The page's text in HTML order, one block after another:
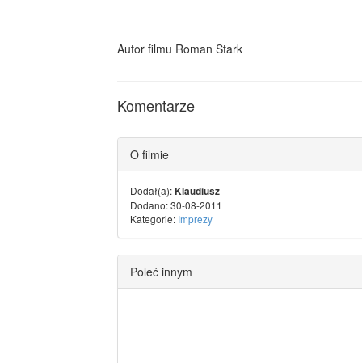
Autor filmu Roman Stark
Komentarze
O filmie
Dodał(a):Klaudiusz
Dodano: 30-08-2011
Kategorie: Imprezy
Poleć innym